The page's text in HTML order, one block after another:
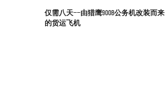
仅需八天——由猎鹰900B公务机改装而来
的货运飞机